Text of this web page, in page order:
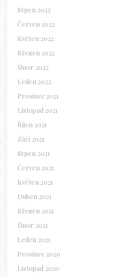
Srpen 2022
Červen 2022
Květen 2022
Březen 2022
Únor 2022
Leden 2022
Prosinec 2021
Listopad 2021
Říjen 2021
Září 2021
Srpen 2021
Červen 2021
Květen 2021
Duben 2021
Březen 2021
Únor 2021
Leden 2021
Prosinec 2020
Listopad 2020